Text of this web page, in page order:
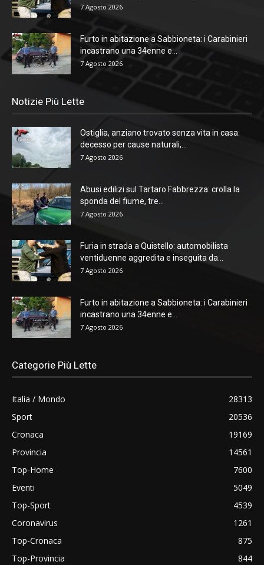
7 Agosto 2026
Furto in abitazione a Sabbioneta: i Carabinieri
incastrano una 34enne e...
7 Agosto 2026
Notizie Più Lette
Ostiglia, anziano trovato senza vita in casa:
decesso per cause naturali,...
7 Agosto 2026
Abusi edilizi sul Tartaro Fabbrezza: crolla la
sponda del fiume, tre...
7 Agosto 2026
Furia in strada a Quistello: automobilista
ventiduenne aggredita e inseguita da...
7 Agosto 2026
Furto in abitazione a Sabbioneta: i Carabinieri
incastrano una 34enne e...
7 Agosto 2026
Categorie Più Lette
Italia / Mondo
28313
Sport
20536
Cronaca
19169
Provincia
14561
Top-Home
7600
Eventi
5049
Top-Sport
4539
Coronavirus
1261
Top-Cronaca
875
Top-Provincia
844